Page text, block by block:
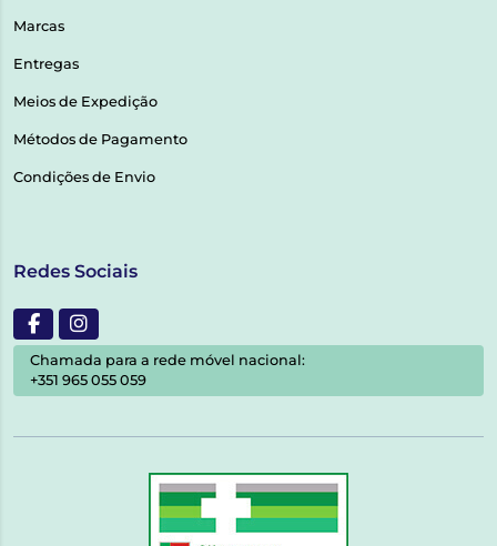
Marcas
Entregas
Meios de Expedição
Métodos de Pagamento
Condições de Envio
Redes Sociais
Chamada para a rede móvel nacional:
+351 965 055 059